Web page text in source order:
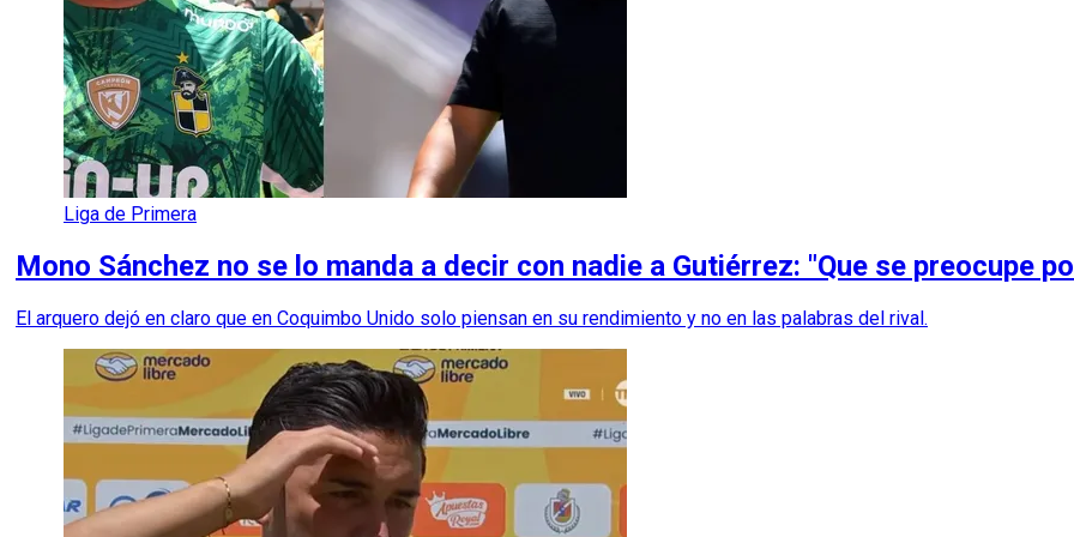
Liga de Primera
Mono Sánchez no se lo manda a decir con nadie a Gutiérrez: "Que se preocupe
El arquero dejó en claro que en Coquimbo Unido solo piensan en su rendimiento y no en las palabras del rival.